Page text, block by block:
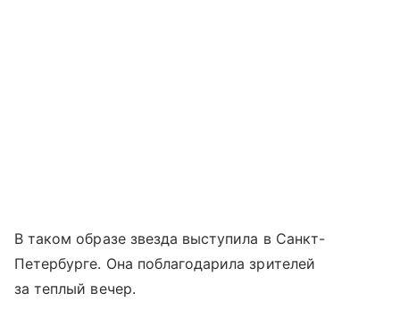
В таком образе звезда выступила в Санкт-
Петербурге. Она поблагодарила зрителей
за теплый вечер.